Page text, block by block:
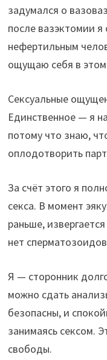
задумался о
после вазэктомии я
нефертильным
ощущаю себя в
Сексуальные
Единственное — я
потому что знаю,
оплодотворить
За счёт этого я
секса. В момент
раньше,
нет
Я — сторонник
можно сдать
безопасны, и
занимаясь сексом.
свободы.